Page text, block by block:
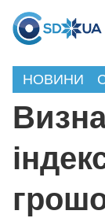
НОВИНИ